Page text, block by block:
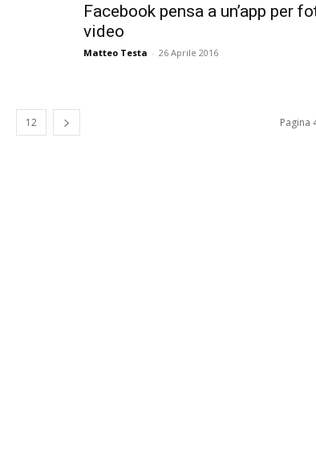
Facebook pensa a un’app per
video
Matteo Testa - 26 Aprile 2016
12 Pagina